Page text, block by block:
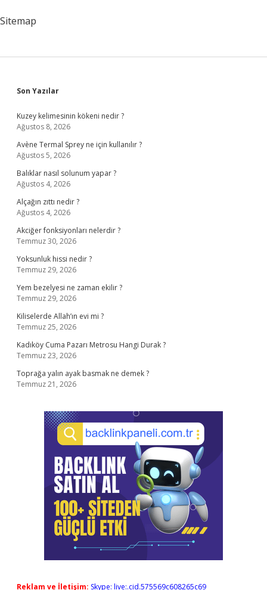
Sitemap
Sidebar
Son Yazılar
Kuzey kelimesinin kökeni nedir ?
Ağustos 8, 2026
Avène Termal Sprey ne için kullanılır ?
Ağustos 5, 2026
Balıklar nasıl solunum yapar ?
Ağustos 4, 2026
Alçağın zıttı nedir ?
Ağustos 4, 2026
Akciğer fonksiyonları nelerdir ?
Temmuz 30, 2026
Yoksunluk hissi nedir ?
Temmuz 29, 2026
Yem bezelyesi ne zaman ekilir ?
Temmuz 29, 2026
Kiliselerde Allah’ın evi mi ?
Temmuz 25, 2026
Kadıköy Cuma Pazarı Metrosu Hangi Durak ?
Temmuz 23, 2026
Toprağa yalın ayak basmak ne demek ?
Temmuz 21, 2026
Reklam ve İletişim: Skype: live:.cid.575569c608265c69